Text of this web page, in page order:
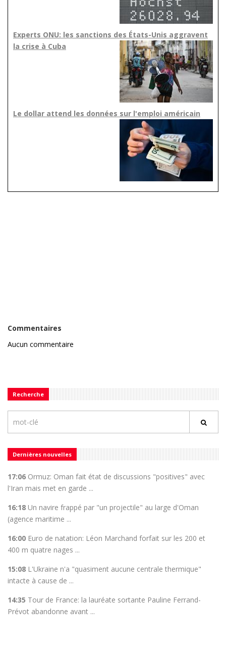
Experts ONU: les sanctions des États-Unis aggravent
la crise à Cuba
Le dollar attend les données sur l'emploi américain
Commentaires
Aucun commentaire
Recherche
Dernières nouvelles
17:06 Ormuz: Oman fait état de discussions "positives" avec
l'Iran mais met en garde ...
16:18 Un navire frappé par "un projectile" au large d'Oman
(agence maritime ...
16:00 Euro de natation: Léon Marchand forfait sur les 200 et
400 m quatre nages ...
15:08 L'Ukraine n'a "quasiment aucune centrale thermique"
intacte à cause de ...
14:35 Tour de France: la lauréate sortante Pauline Ferrand-
Prévot abandonne avant ...